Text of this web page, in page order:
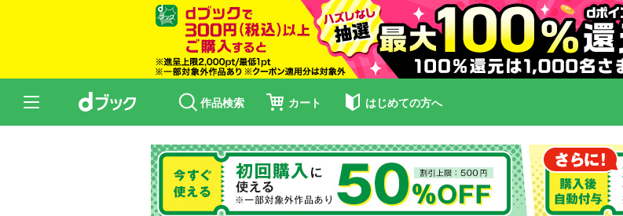
作品検索 カート はじめての方へ